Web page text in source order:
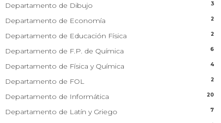
Departamento de Dibujo 3
Departamento de Economía 2
Departamento de Educación Física 2
Departamento de F.P. de Química 6
Departamento de Física y Química 4
Departamento de FOL 2
Departamento de Informática 20
Departamento de Latín y Griego 7